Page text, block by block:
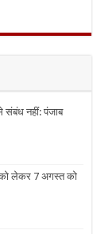
संबंध नहीं: पंजाब
को लेकर 7 अगस्त को